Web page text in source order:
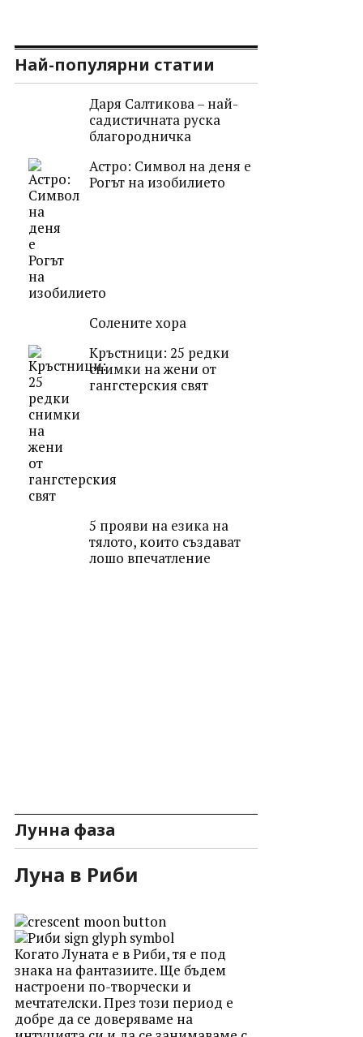
Най-популярни статии
Даря Салтикова – най-
садистичната руска
благородничка
Астро: Символ на деня е
Рогът на изобилието
Солените хора
Кръстници: 25 редки
снимки на жени от
гангстерския свят
5 прояви на езика на
тялото, които създават
лошо впечатление
Лунна фаза
Луна в Риби
Когато Луната е в Риби, тя е под
знака на фантазиите. Ще бъдем
настроени по-творчески и
мечтателски. През този период е
добре да се доверяваме на